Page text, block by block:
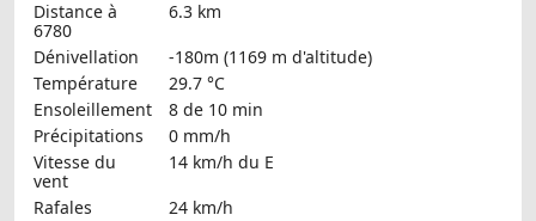
Distance à
6780
6.3 km
Dénivellation
-180m (1169 m d'altitude)
Température
29.7 °C
Ensoleillement
8 de 10 min
Précipitations
0 mm/h
Vitesse du
vent
14 km/h du E
Rafales
24 km/h